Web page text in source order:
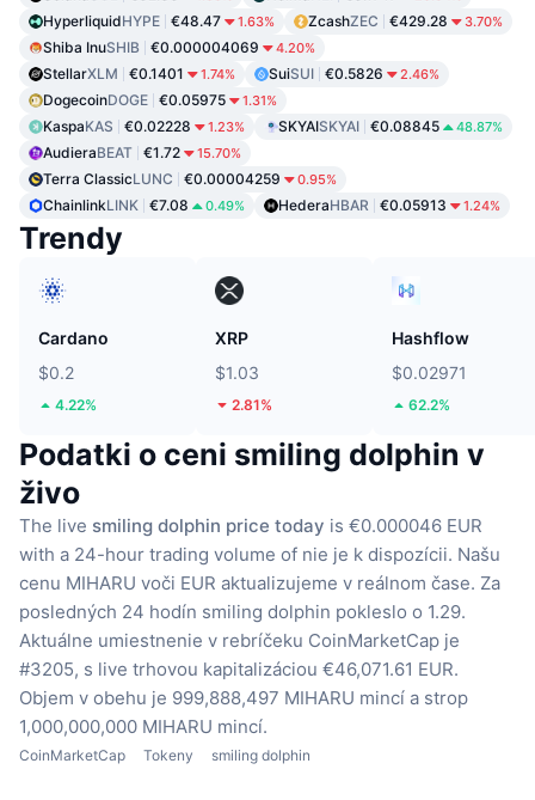
HyperliquidHYPE €48.47 1.63% ZcashZEC €429.28 3.70%
Shiba InuSHIB €0.000004069 4.20%
StellarXLM €0.1401 1.74% SuiSUI €0.5826 2.46%
DogecoinDOGE €0.05975 1.31%
KaspaKAS €0.02228 1.23% SKYAISKYAI €0.08845 48.87%
AudieraBEAT €1.72 15.70%
Terra ClassicLUNC €0.00004259 0.95%
ChainlinkLINK €7.08 0.49% HederaHBAR €0.05913 1.24%
Trendy
Cardano
$0.2
4.22%
XRP
$1.03
2.81%
Hashflow
$0.02971
62.2%
Podatki o ceni smiling dolphin v
živo
The live smiling dolphin price today is €0.000046 EUR
with a 24-hour trading volume of nie je k dispozícii. Našu
cenu MIHARU voči EUR aktualizujeme v reálnom čase. Za
posledných 24 hodín smiling dolphin pokleslo o 1.29.
Aktuálne umiestnenie v rebríčeku CoinMarketCap je
#3205, s live trhovou kapitalizáciou €46,071.61 EUR.
Objem v obehu je 999,888,497 MIHARU mincí a strop
1,000,000,000 MIHARU mincí.
CoinMarketCap Tokeny smiling dolphin